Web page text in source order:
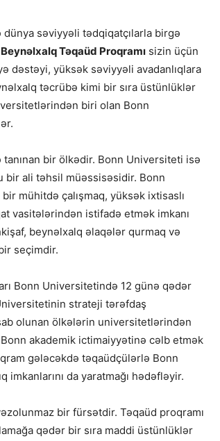
səviyyəli tədqiqatçılarla birgə
Təqaüd Proqramı sizin üçün
dəstəyi, yüksək səviyyəli avadanlıqlara
təcrübə kimi bir sıra üstünlüklər
biri olan Bonn
bir ölkədir. Bonn Universiteti isə
bir ali təhsil müəssisəsidir. Bonn
mühitdə çalışmaq, yüksək ixtisaslı
vasitələrindən istifadə etmək imkanı
beynəlxalq əlaqələr qurmaq və
seçimdir.
Bonn Universitetində 12 günə qədər
strateji tərəfdaş
olunan ölkələrin universitetlərindən
akademik ictimaiyyətinə cəlb etmək
gələcəkdə təqaüdçülərlə Bonn
da yaratmağı hədəfləyir.
bir fürsətdir. Təqaüd proqramı
qədər bir sıra maddi üstünlüklər